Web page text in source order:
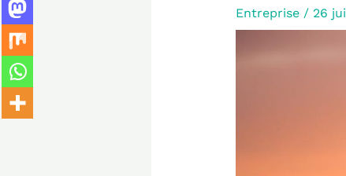
Entreprise/ 26